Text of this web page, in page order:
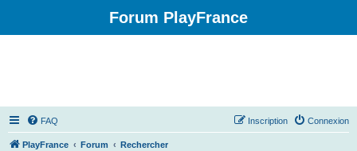
Forum PlayFrance
FAQ Connexion
Inscription
PlayFrance Forum Rechercher